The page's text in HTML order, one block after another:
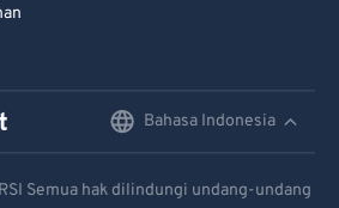
Bahasa Indonesia
Semua hak dilindungi undang-undang